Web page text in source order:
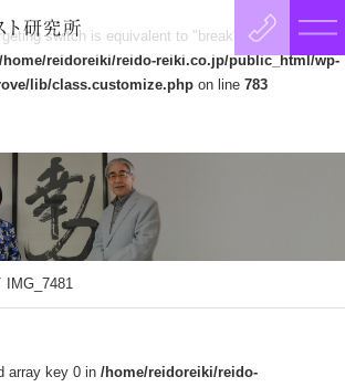
switch is equivalent to "break". Did you mean
/home/reidoreiki/reido-reiki.co.jp/public_html/wp-
lib/class.customize.php on line 783
IMG_7481
array key 0 in/home/reidoreiki/reido-